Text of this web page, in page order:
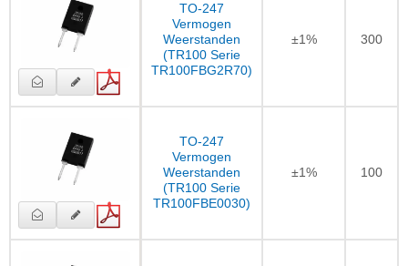
TO-247
Vermogen
Weerstanden
(TR100 Serie
TR100FBG2R70)
±1% 300
TO-247
Vermogen
Weerstanden
(TR100 Serie
TR100FBE0030)
±1% 100